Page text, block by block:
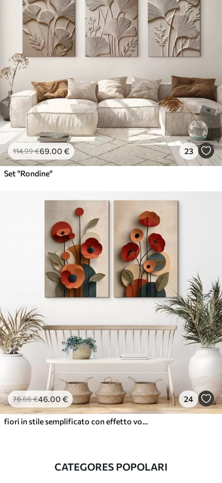
114.99€69.00 € 23
Set "Rondine"
76.66€46.00 € 24
fiori in stile semplificato con effetto volume
CATEGORES POPOLARI